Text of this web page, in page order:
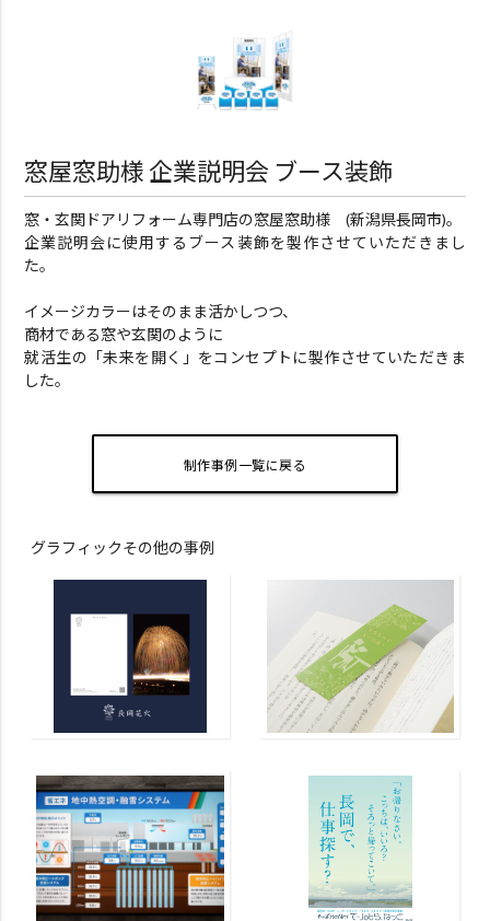
窓屋窓助様 企業説明会 ブース装飾
窓・玄関ドアリフォーム専門店の窓屋窓助様 (新潟県長岡市)。
企業説明会に使用するブース装飾を製作させていただきまし
た。
イメージカラーはそのまま活かしつつ、
商材である窓や玄関のように
就活生の「未来を開く」をコンセプトに製作させていただきま
した。
制作事例一覧に戻る
グラフィックその他の事例